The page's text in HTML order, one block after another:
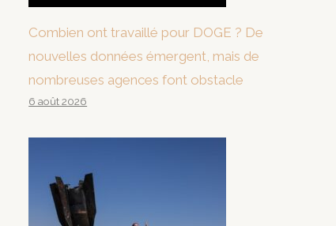
Combien ont travaillé pour DOGE ? De
nouvelles données émergent, mais de
nombreuses agences font obstacle
6 août 2026